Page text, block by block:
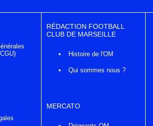
RÉDACTION FOOTBALL
CLUB DE MARSEILLE
Histoire de l'OM
Qui sommes nous ?
MERCATO